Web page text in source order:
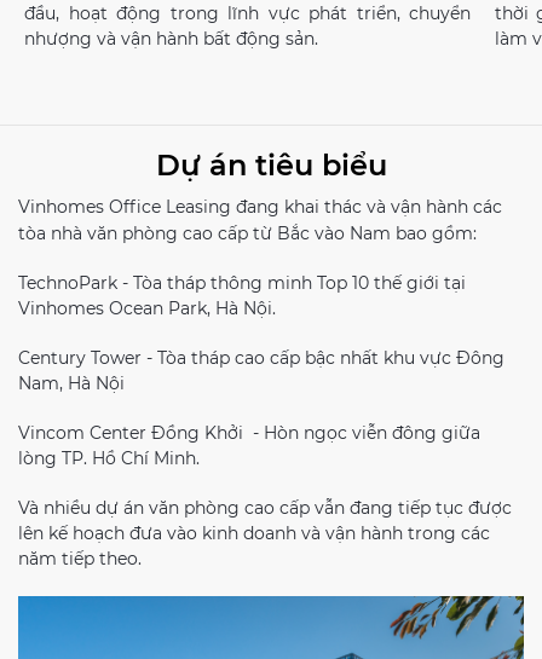
đầu, hoạt động trong lĩnh vực phát triển, chuyển
nhượng và vận hành bất động sản.
thời
làm
Dự án tiêu biểu
Vinhomes Office Leasing đang khai thác và vận hành các
tòa nhà văn phòng cao cấp từ Bắc vào Nam bao gồm:
TechnoPark - Tòa tháp thông minh Top 10 thế giới tại
Vinhomes Ocean Park, Hà Nội.
Century Tower - Tòa tháp cao cấp bậc nhất khu vực Đông
Nam, Hà Nội
Vincom Center Đồng Khởi - Hòn ngọc viễn đông giữa
lòng TP. Hồ Chí Minh.
Và nhiều dự án văn phòng cao cấp vẫn đang tiếp tục được
lên kế hoạch đưa vào kinh doanh và vận hành trong các
năm tiếp theo.